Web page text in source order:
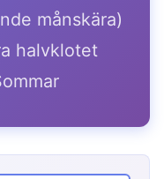
månskära)
halvklotet